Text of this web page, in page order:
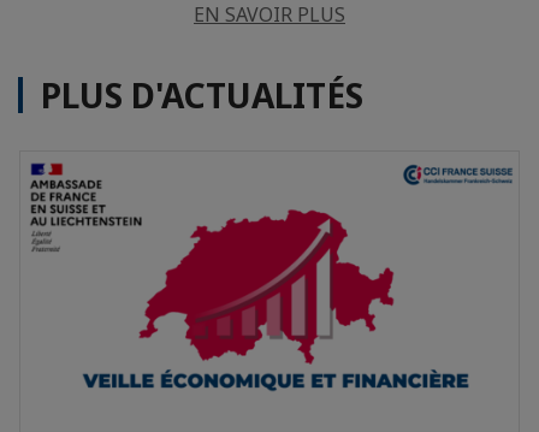
EN SAVOIR PLUS
PLUS D'ACTUALITÉS